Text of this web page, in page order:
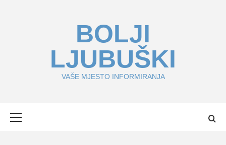
BOLJI
LJUBUŠKI
VAŠE MJESTO INFORMIRANJA